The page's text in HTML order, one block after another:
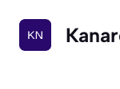
Inhalt
springen